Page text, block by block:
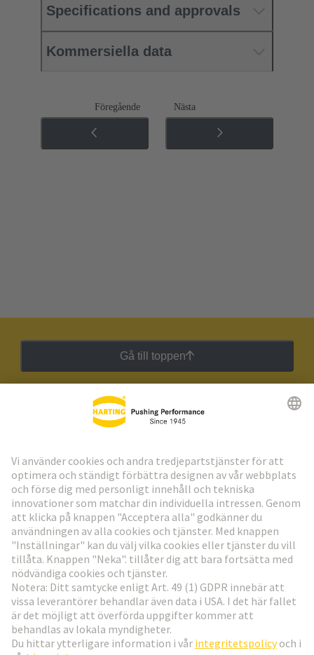
Specifications and approvals
Kommersiella data
Föregående Nästa
Gå till toppen
HARTING:s nyhetsbrev
Gå till registrering
Social Media